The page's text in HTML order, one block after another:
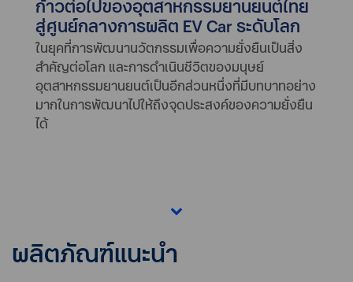
ก้าวต่อไปของอุตสาหกรรมยานยนต์ไทย
สู่ศูนย์กลางการผลิต EV Car ระดับโลก
ในยุคที่การพัฒนานวัตกรรมเพื่อความยั่งยืนเป็นสิ่ง
สำคัญต่อโลก และการดำเนินชีวิตของมนุษย์
อุตสาหกรรมยานยนต์เป็นอีกส่วนหนึ่งที่มีบทบาทอย่าง
มากในการพัฒนาไปให้ถึงจุดประสงค์ของความยั่งยืน
ได้
ผลิตภัณฑ์แนะนำ